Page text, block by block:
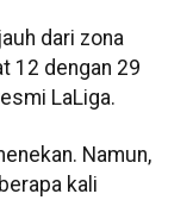
dari zona
12 dengan 29
LaLiga.
Namun,
kali